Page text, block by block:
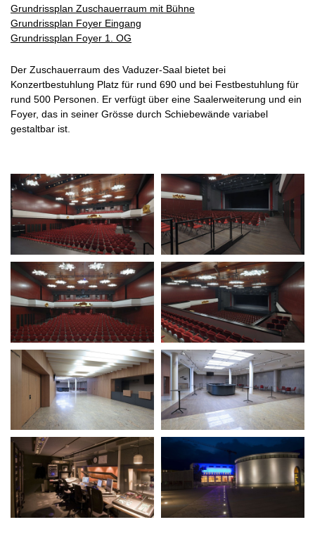
Grundrissplan Zuschauerraum mit Bühne
Grundrissplan Foyer Eingang
Grundrissplan Foyer 1. OG
Der Zuschauerraum des Vaduzer-Saal bietet bei
Konzertbestuhlung Platz für rund 690 und bei Festbestuhlung für
rund 500 Personen. Er verfügt über eine Saalerweiterung und ein
Foyer, das in seiner Grösse durch Schiebewände variabel
gestaltbar ist.